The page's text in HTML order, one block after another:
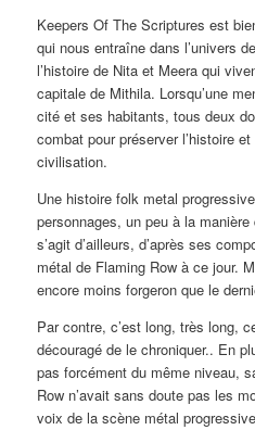
Keepers Of The Scriptures est
qui nous entraîne dans l’univers
l’histoire de Nita et Meera qui
capitale de Mithila. Lorsqu’une
cité et ses habitants, tous deux
combat pour préserver l’histoire
civilisation.
Une histoire folk metal
personnages, un peu à la
s’agit d’ailleurs, d’après ses
métal de Flaming Row à ce jour.
encore moins forgeron que le
Par contre, c’est long, très long,
découragé de le chroniquer.. En
pas forcément du même niveau,
Row n’avait sans doute pas les
voix de la scène métal